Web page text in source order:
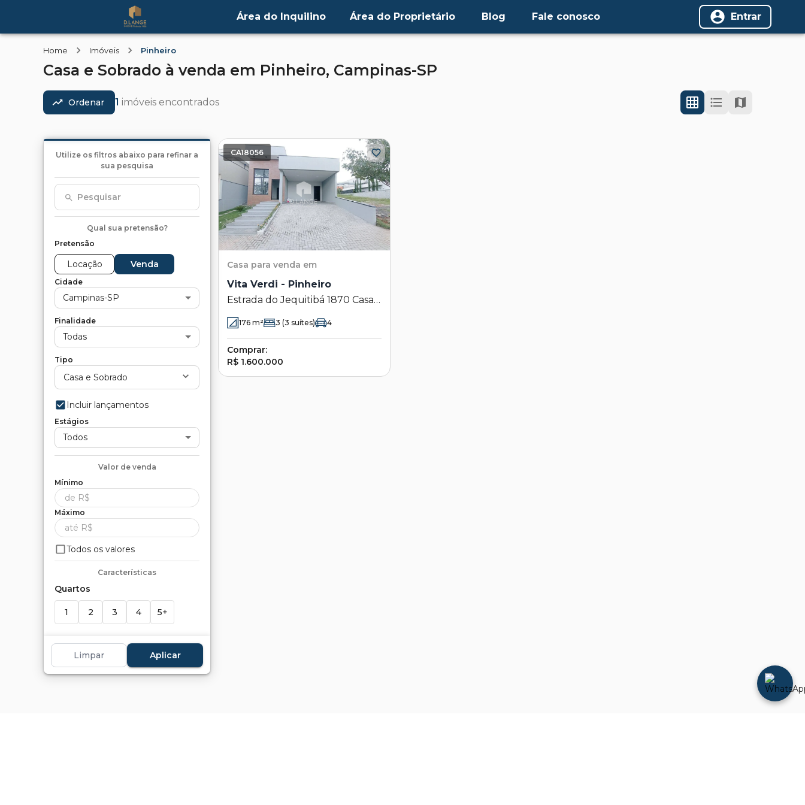
Área do Inquilino Área do Proprietário Blog Fale conosco Entrar
Home Imóveis Pinheiro
Casa e Sobrado à venda em Pinheiro, Campinas-SP
Ordenar 1 imóveis encontrados
Utilize os filtros abaixo para refinar a
sua pesquisa
Pesquisar
Qual sua pretensão?
Pretensão
Locação Venda
Cidade
Campinas-SP
Finalidade
Todas
Tipo
Casa e Sobrado
Incluir lançamentos
Estágios
Todos
Valor de venda
Mínimo
Máximo
Todos os valores
Características
Quartos
1 2 3 4 5+
2 5+
Limpar Aplicar
CA18056
Casa para venda em
Vita Verdi - Pinheiro
Estrada do Jequitibá 1870 Casa
47 - Pinheiro - Valinhos - SP
176 m² 3 (3 suítes) 4
Comprar:
R$ 1.600.000